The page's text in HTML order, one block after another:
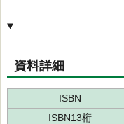
資料詳細
ISBN
ISBN13桁